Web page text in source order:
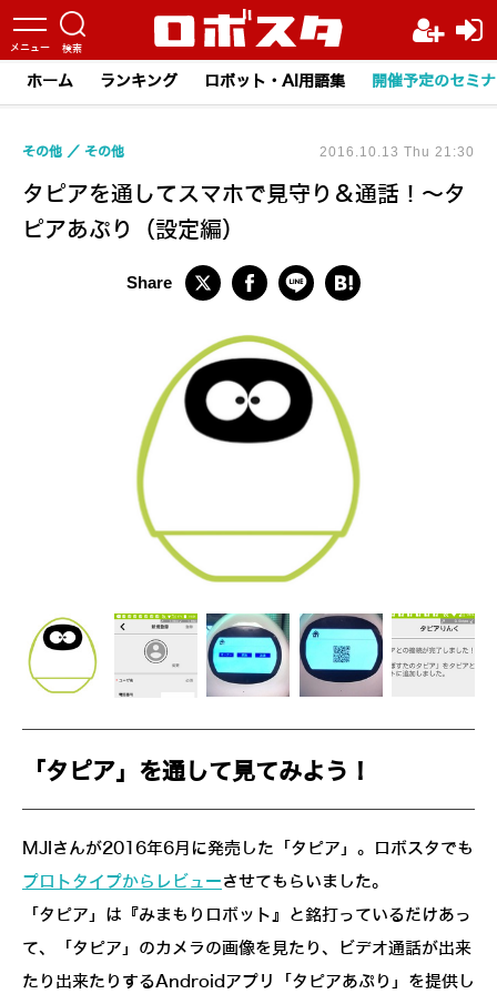
ホーム ランキング ロボット・AI用語集 開催予定のセミ
タピアを通してスマホで見守り＆通話！～タ
ピアあぷり（設定編）
その他 その他 2016.10.13 Thu 21:30
「タピア」を通して見てみよう！
MJIさんが2016年6月に発売した「タピア」。ロボスタでも
プロトタイプからレビューさせてもらいました。
「タピア」は『みまもりロボット』と銘打っているだけあっ
て、「タピア」のカメラの画像を見たり、ビデオ通話が出来
たり出来たりするAndroidアプリ「タピアあぷり」を提供し